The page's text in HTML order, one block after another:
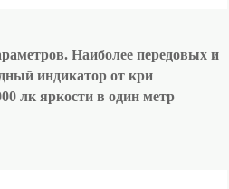
Наиболее передовых и
индикатор от кри
лк яркости в один метр